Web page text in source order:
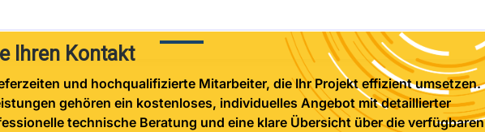
Ihren Kontakt
und hochqualifizierte Mitarbeiter, die Ihr Projekt effizient umsetzen.
gehören ein kostenloses, individuelles Angebot mit detaillierter
technische Beratung und eine klare Übersicht über die verfügbaren